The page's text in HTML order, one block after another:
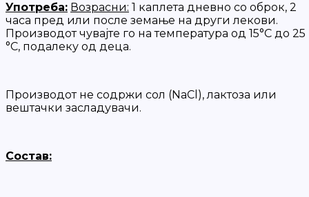
Употреба: Возрасни: 1 каплета дневно со оброк, 2
часа пред или после земање на други лекови.
Производот чувајте го на температура од 15°C до 25
°C, подалеку од деца.
Производот не содржи сол (NaCl), лактоза или
вештачки засладувачи.
Состав: